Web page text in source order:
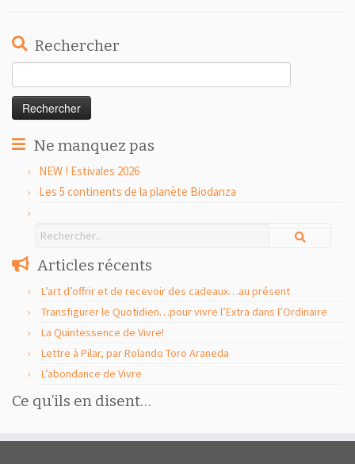
Rechercher
Ne manquez pas
NEW ! Estivales 2026
Les 5 continents de la planète Biodanza
Articles récents
L’art d’offrir et de recevoir des cadeaux…au présent
Transfigurer le Quotidien…pour vivre l’Extra dans l’Ordinaire
La Quintessence de Vivre!
Lettre à Pilar, par Rolando Toro Araneda
L’abondance de Vivre
Ce qu’ils en disent…